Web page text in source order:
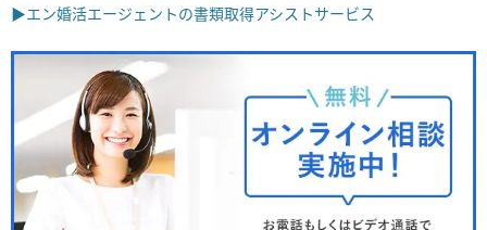
▶エン婚活エージェントの書類取得アシストサービス